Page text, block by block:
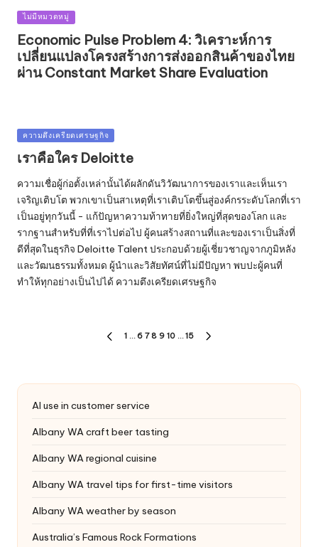
Posted
ไม่มีหมวดหมู่
Economic Pulse Problem 4: วิเคราะห์การ
เปลี่ยนแปลงโครงสร้างการส่งออกสินค้าของไทย
ผ่าน Constant Market Share Evaluation
Posted
ความตึงเครียดเศรษฐกิจ
เราคือใคร Deloitte
ความเชื่อผู้ก่อตั้งเหล่านั้นได้ผลักดันวิวัฒนาการของเราและเห็นเรา
เจริญเติบโต พวกเขาเป็นสาเหตุที่เราเติบโตขึ้นสู่องค์กรระดับโลกที่เรา
เป็นอยู่ทุกวันนี้ - แก้ปัญหาความท้าทายที่ยิ่งใหญ่ที่สุดของโลก และ
รากฐานสำหรับที่ที่เราไปต่อไป ผู้คนสร้างสถานที่และของเราเป็นสิ่งที่
ดีที่สุดในธุรกิจ Deloitte Talent ประกอบด้วยผู้เชี่ยวชาญจากภูมิหลัง
และวัฒนธรรมทั้งหมด ผู้นำและวิสัยทัศน์ที่ไม่มีปัญหา พบปะผู้คนที่
ทำให้ทุกอย่างเป็นไปได้ ความตึงเครียดเศรษฐกิจ
PREVIOUS
1 … 6 7 8 9 10 … 15
AI use in customer service
Albany WA craft beer tasting
Albany WA regional cuisine
Albany WA travel tips for first-time visitors
Albany WA weather by season
Australia’s Famous Rock Formations